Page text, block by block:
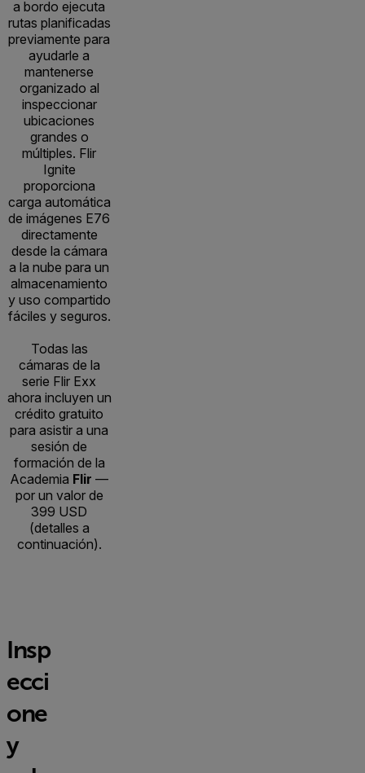
a bordo ejecuta
rutas planificadas
previamente para
ayudarle a
mantenerse
organizado al
inspeccionar
ubicaciones
grandes o
múltiples. Flir
Ignite
proporciona
carga automática
de imágenes E76
directamente
desde la cámara
a la nube para un
almacenamiento
y uso compartido
fáciles y seguros.
Todas las
cámaras de la
serie Flir Exx
ahora incluyen un
crédito gratuito
para asistir a una
sesión de
formación de la
Academia Flir —
por un valor de
399 USD
(detalles a
continuación).
Insp
ecci
one
y